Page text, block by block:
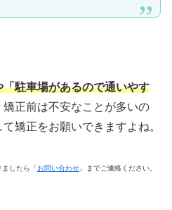
駐車場があるので通いやす
正前は不安なことが多いの
矯正をお願いできますよね。
したら「お問い合わせ 」までご連絡ください。